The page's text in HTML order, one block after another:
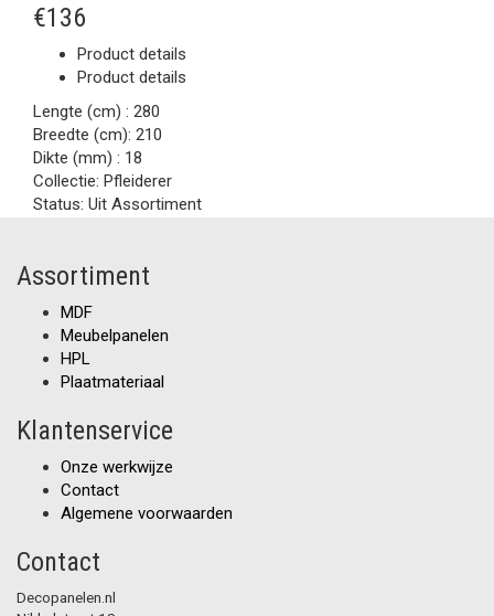
€136
Product details
Product details
Lengte (cm) : 280
Breedte (cm): 210
Dikte (mm) : 18
Collectie: Pfleiderer
Status: Uit Assortiment
Assortiment
MDF
Meubelpanelen
HPL
Plaatmateriaal
Klantenservice
Onze werkwijze
Contact
Algemene voorwaarden
Contact
Decopanelen.nl